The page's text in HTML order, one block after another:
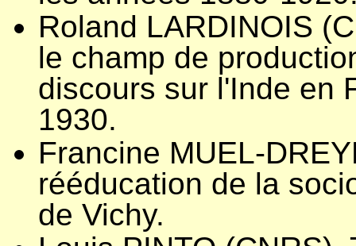
Roland LARDINOIS
le champ de
discours sur l'Inde en
1930.
Francine MUEL-
rééducation de la
de Vichy.